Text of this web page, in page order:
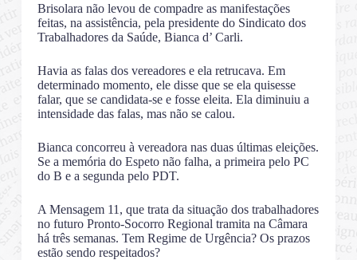
Brisolara não levou de compadre as manifestações
feitas, na assistência, pela presidente do Sindicato dos
Trabalhadores da Saúde, Bianca d’ Carli.
Havia as falas dos vereadores e ela retrucava. Em
determinado momento, ele disse que se ela quisesse
falar, que se candidata-se e fosse eleita. Ela diminuiu a
intensidade das falas, mas não se calou.
Bianca concorreu à vereadora nas duas últimas eleições.
Se a memória do Espeto não falha, a primeira pelo PC
do B e a segunda pelo PDT.
A Mensagem 11, que trata da situação dos trabalhadores
no futuro Pronto-Socorro Regional tramita na Câmara
há três semanas. Tem Regime de Urgência? Os prazos
estão sendo respeitados?